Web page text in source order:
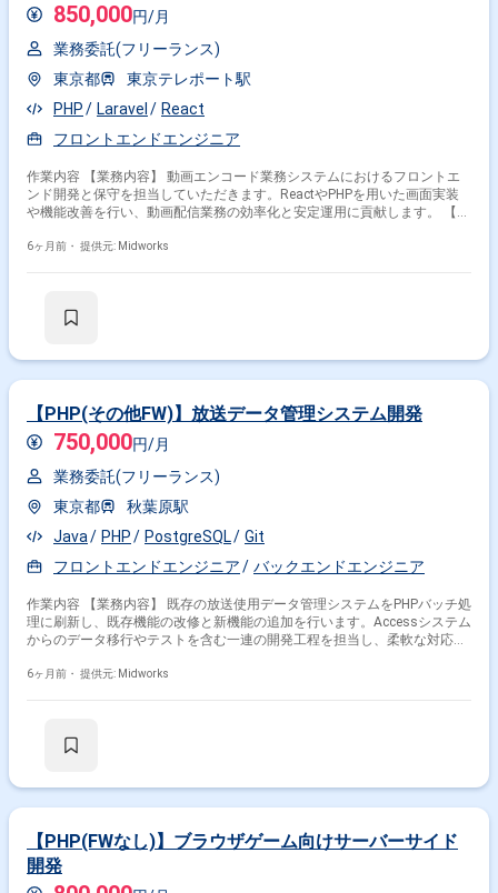
850,000円/月
業務委託(フリーランス)
東京都
東京テレポート駅
PHP
Laravel
React
フロントエンドエンジニア
作業内容 【業務内容】 動画エンコード業務システムにおけるフロントエ
ンド開発と保守を担当していただきます。ReactやPHPを用いた画面実装
や機能改善を行い、動画配信業務の効率化と安定運用に貢献します。 【作
ンコード業務システムの保守 【稼働日数】週5日 【リモート日数】ハイブ
6ヶ月前・ 提供元: Midworks
【PHP(その他FW)】放送データ管理システム開発
750,000円/月
業務委託(フリーランス)
東京都
秋葉原駅
Java
PHP PostgreSQL
Git
フロントエンドエンジニア
バックエンドエンジニア
作業内容 【業務内容】 既存の放送使用データ管理システムをPHPバッチ処
理に刷新し、既存機能の改修と新機能の追加を行います。Accessシステム
からのデータ移行やテストを含む一連の開発工程を担当し、柔軟な対応と
システムの開発 ・Accessシステムからのデータマイグレーション ・新機
6ヶ月前・ 提供元: Midworks
【PHP(FWなし)】ブラウザゲーム向けサーバーサイド
開発
掛け合わせ条件で絞り込む
フレームワークで絞り込む
PHP × バックエンドエンジニア
業界で絞り込む
PHP × サービス